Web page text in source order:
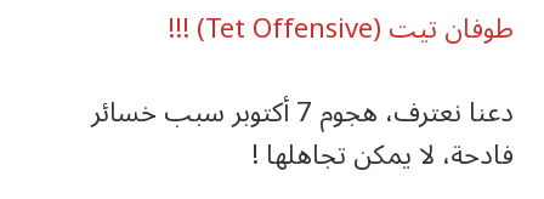
‏طوفان تيت (Tet Offensive) !!!
‏دعنا نعترف، هجوم 7 أكتوبر سبب خسائر
فادحة، لا يمكن تجاهلها !